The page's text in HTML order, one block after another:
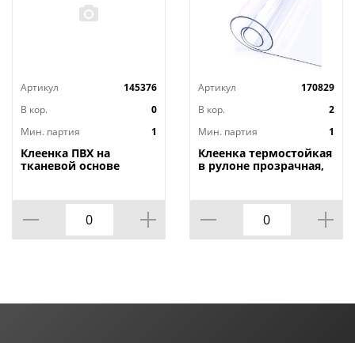
Артикул
145376
В кор.
0
Мин. партия
1
Клеенка ПВХ на
тканевой основе
потертости, грязные
края
Артикул
170829
В кор.
2
Мин. партия
1
Клеенка термостойкая
в рулоне прозрачная,
HOZBAT